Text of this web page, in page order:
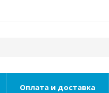
Оплата и доставка